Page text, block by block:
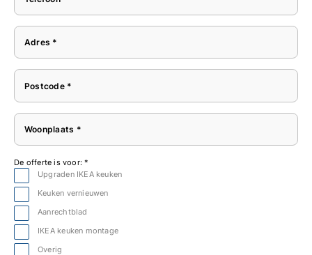
Adres *
Postcode *
Woonplaats *
De offerte is voor: *
Upgraden IKEA keuken
Keuken vernieuwen
Aanrechtblad
IKEA keuken montage
Overig